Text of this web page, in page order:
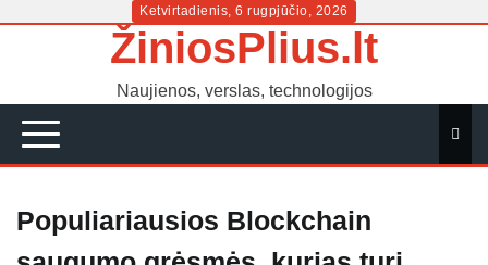
Ketvirtadienis, 6 rugpjūčio, 2026
ŽiniosPlius.lt
Naujienos, verslas, technologijos
Populiariausios Blockchain